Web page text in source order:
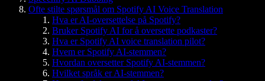
Ofte stilte spørsmål om Spotify AI Voice Translation
Hva er AI-oversettelse på Spotify?
Bruker Spotify AI for å oversette podkaster?
Hva er Spotify AI voice translation pilot?
Hvem er Spotify AI-stemmen?
Hvordan oversetter Spotify AI-stemmen?
Hvilket språk er AI-stemmen?